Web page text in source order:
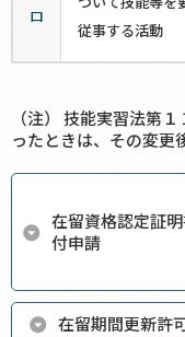
ロ
従事する活動
（注） 技能実習法第
ったときは、その変更
在留資格認定証
付申請
在留期間更新許